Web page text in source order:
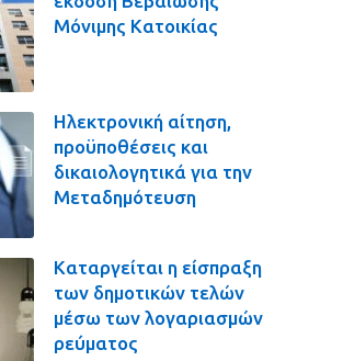
Μόνιμης Κατοικίας
Ηλεκτρονική αίτηση,
προϋποθέσεις και
δικαιολογητικά για την
Μεταδημότευση
Καταργείται η είσπραξη
των δημοτικών τελών
μέσω των λογαριασμών
ρεύματος